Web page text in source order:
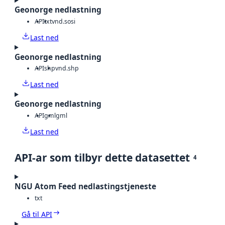
Geonorge nedlastning
APItxtvnd.sosi
Last ned
Geonorge nedlastning
APIshpvnd.shp
Last ned
Geonorge nedlastning
APIgmlgml
Last ned
API-ar som tilbyr dette datasettet 4
NGU Atom Feed nedlastingstjeneste
txt
Gå til API